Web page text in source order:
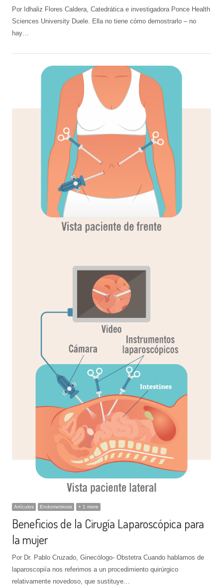
Por Idhaliz Flores Caldera, Catedrática e investigadora Ponce Health
Sciences University Duele. Ella no tiene cómo demostrarlo – no
hay…
Artículos Endometriosis + 1 more
Beneficios de la Cirugía Laparoscópica para
la mujer
Por Dr. Pablo Cruzado, Ginecólogo- Obstetra Cuando hablamos de
laparoscopiía nos referimos a un procedimiento quirúrgico
relativamente novedoso, que sustituye…